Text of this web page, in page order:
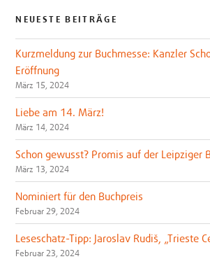
NEUESTE BEITRÄGE
Kurzmeldung zur Buchmesse: Kanzler
Eröffnung
März 15, 2024
Liebe am 14. März!
März 14, 2024
Schon gewusst? Promis auf der Leipziger
März 13, 2024
Nominiert für den Buchpreis
Februar 29, 2024
Leseschatz-Tipp: Jaroslav Rudiš, „Trieste
Februar 23, 2024